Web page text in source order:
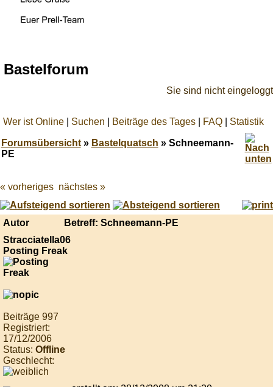
Bastelforum
Sie sind nicht eingeloggt
Wer ist Online Suchen Beiträge des Tages FAQ Statistik
Forumsübersicht» Bastelquatsch » Schneemann-
PE
Best
online
live
casino
« vorheriges nächstes »
Autor
Betreff: Schneemann-PE
Stracciatella06
Posting Freak
Beiträge 997
Registriert:
17/12/2006
Status: Offline
Geschlecht: